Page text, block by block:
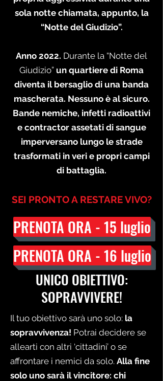
sola notte chiamata, appunto, la
“Notte del Giudizio”.
Anno 2022. Durante la “Notte del
Giudizio” un quartiere di Roma
diventa il bersaglio di una banda
mascherata. Nessuno è al sicuro.
Bande nemiche, infetti radioattivi
e contractor assetati di sangue
imperversano lungo le strade
trasformati in veri e propri campi
di battaglia.
SEI PRONTO A RESTARE VIVO?
PRENOTA ORA - 15 luglio
PRENOTA ORA - 16 luglio
UNICO OBIETTIVO:
SOPRAVVIVERE!
Il tuo obiettivo sarà uno solo: la
sopravvivenza! Potrai decidere se
allearti con altri ‘cittadini’ o se
affrontare i nemici da solo. Alla fine
solo uno sarà il vincitore: chi